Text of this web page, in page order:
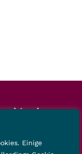
Einige
Land
kassel.de